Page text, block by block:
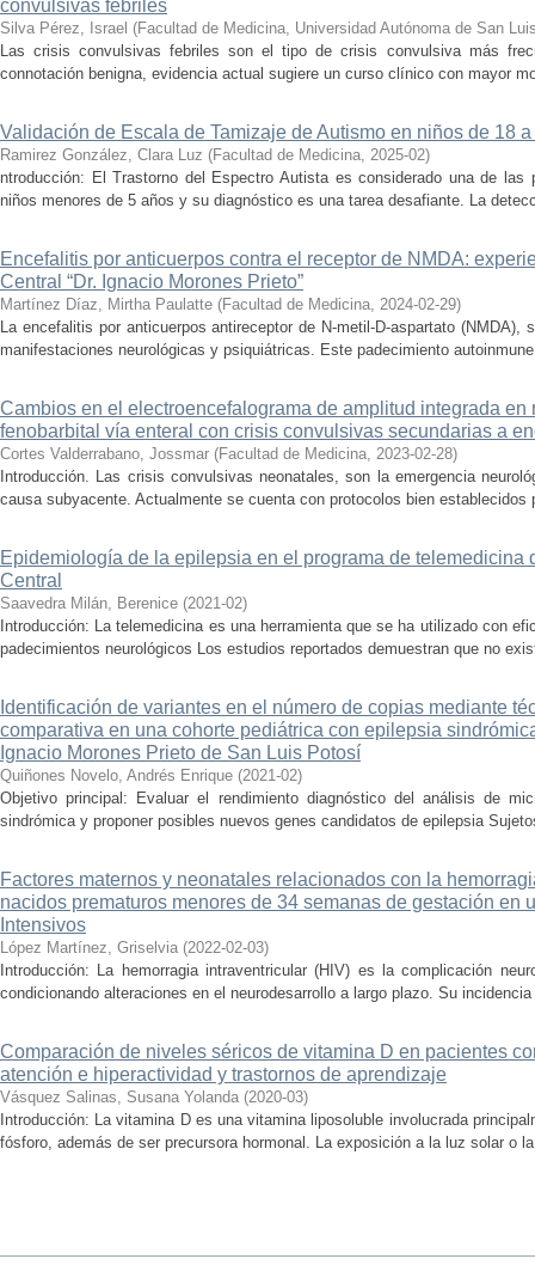
convulsivas febriles
Silva Pérez, Israel (Facultad de Medicina, Universidad Autónoma de San
Las crisis convulsivas febriles son el tipo de crisis convulsiva más
connotación benigna, evidencia actual sugiere un curso clínico con mayor
Validación de Escala de Tamizaje de Autismo en niños de 18
Ramirez González, Clara Luz (Facultad de Medicina, 2025-02)
ntroducción: El Trastorno del Espectro Autista es considerado una de las
niños menores de 5 años y su diagnóstico es una tarea desafiante. La
Encefalitis por anticuerpos contra el receptor de NMDA:
Central “Dr. Ignacio Morones Prieto”
Martínez Díaz, Mirtha Paulatte (Facultad de Medicina, 2024-02-29)
La encefalitis por anticuerpos antireceptor de N-metil-D-aspartato (NMDA),
manifestaciones neurológicas y psiquiátricas. Este padecimiento
Cambios en el electroencefalograma de amplitud integrada en
fenobarbital vía enteral con crisis convulsivas secundarias a
Cortes Valderrabano, Jossmar (Facultad de Medicina, 2023-02-28)
Introducción. Las crisis convulsivas neonatales, son la emergencia
causa subyacente. Actualmente se cuenta con protocolos bien establecidos
Epidemiología de la epilepsia en el programa de telemedicina
Central
Saavedra Milán, Berenice (2021-02)
Introducción: La telemedicina es una herramienta que se ha utilizado con
padecimientos neurológicos Los estudios reportados demuestran que no
Identificación de variantes en el número de copias mediante
comparativa en una cohorte pediátrica con epilepsia
Ignacio Morones Prieto de San Luis Potosí
Quiñones Novelo, Andrés Enrique (2021-02)
Objetivo principal: Evaluar el rendimiento diagnóstico del análisis de
sindrómica y proponer posibles nuevos genes candidatos de epilepsia
Factores maternos y neonatales relacionados con la
nacidos prematuros menores de 34 semanas de gestación en
Intensivos
López Martínez, Griselvia (2022-02-03)
Introducción: La hemorragia intraventricular (HIV) es la complicación
condicionando alteraciones en el neurodesarrollo a largo plazo. Su
Comparación de niveles séricos de vitamina D en pacientes
atención e hiperactividad y trastornos de aprendizaje
Vásquez Salinas, Susana Yolanda (2020-03)
Introducción: La vitamina D es una vitamina liposoluble involucrada
fósforo, además de ser precursora hormonal. La exposición a la luz solar o